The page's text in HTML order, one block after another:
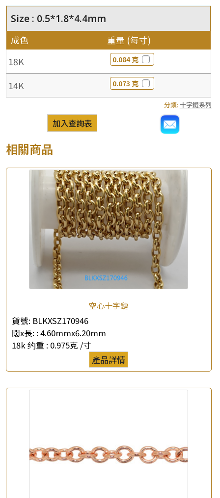
產品查詢 ×
*e-mail
Size : 0.5*1.8*4.4mm
成色 重量 (每寸)
18K 0.084 克
14K 0.073 克
分類: 十字鏈系列
加入查詢表
相關商品
空心十字鏈
貨號: BLKXSZ170946
闊x長: : 4.60mmx6.20mm
18k 约重 : 0.975克 /寸
產品詳情